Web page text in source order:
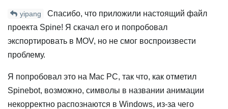
yipang
Спасибо, что приложили настоящий файл
проекта Spine! Я скачал его и попробовал
экспортировать в MOV, но не смог воспроизвести
проблему.
Я попробовал это на Mac PC, так что, как отметил
Spinebot, возможно, символы в названии анимации
некорректно распознаются в Windows, из-за чего